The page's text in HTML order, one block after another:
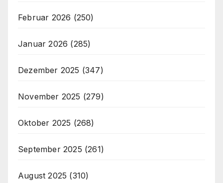
Februar 2026 (250)
Januar 2026 (285)
Dezember 2025 (347)
November 2025 (279)
Oktober 2025 (268)
September 2025 (261)
August 2025 (310)